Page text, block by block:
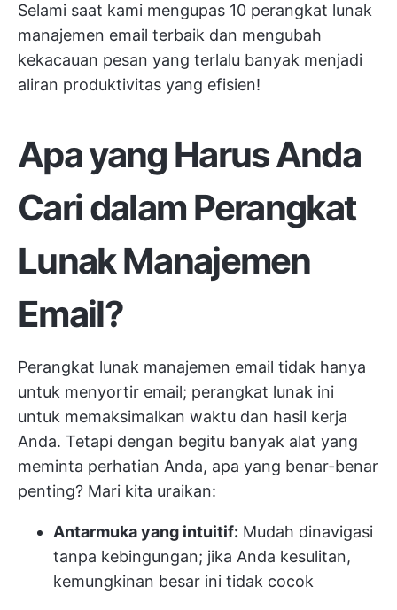
Selami saat kami mengupas 10 perangkat lunak
manajemen email terbaik dan mengubah
kekacauan pesan yang terlalu banyak menjadi
aliran produktivitas yang efisien!
Apa yang Harus Anda
Cari dalam Perangkat
Lunak Manajemen
Email?
Perangkat lunak manajemen email tidak hanya
untuk menyortir email; perangkat lunak ini
untuk memaksimalkan waktu dan hasil kerja
Anda. Tetapi dengan begitu banyak alat yang
meminta perhatian Anda, apa yang benar-benar
penting? Mari kita uraikan:
Antarmuka yang intuitif: Mudah dinavigasi
tanpa kebingungan; jika Anda kesulitan,
kemungkinan besar ini tidak cocok